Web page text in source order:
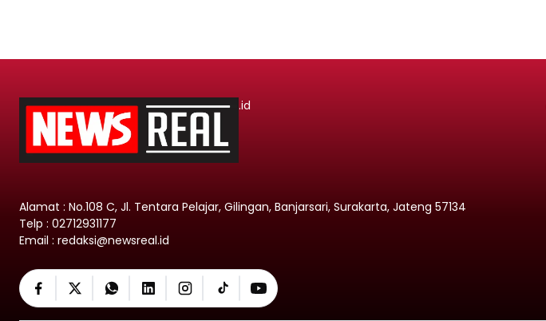
.id
Alamat : No.108 C, Jl. Tentara Pelajar, Gilingan, Banjarsari, Surakarta, Jateng 57134
Telp : 02712931177
Email : redaksi@newsreal.id